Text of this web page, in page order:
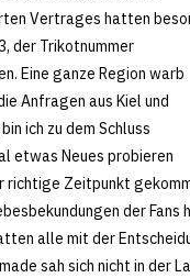
Vertrages hatten
der Trikotnummer
Eine ganze Region warb
Anfragen aus Kiel und
ich zu dem Schluss
etwas Neues probieren
richtige Zeitpunkt
der Fans
alle mit der
sah sich nicht in der